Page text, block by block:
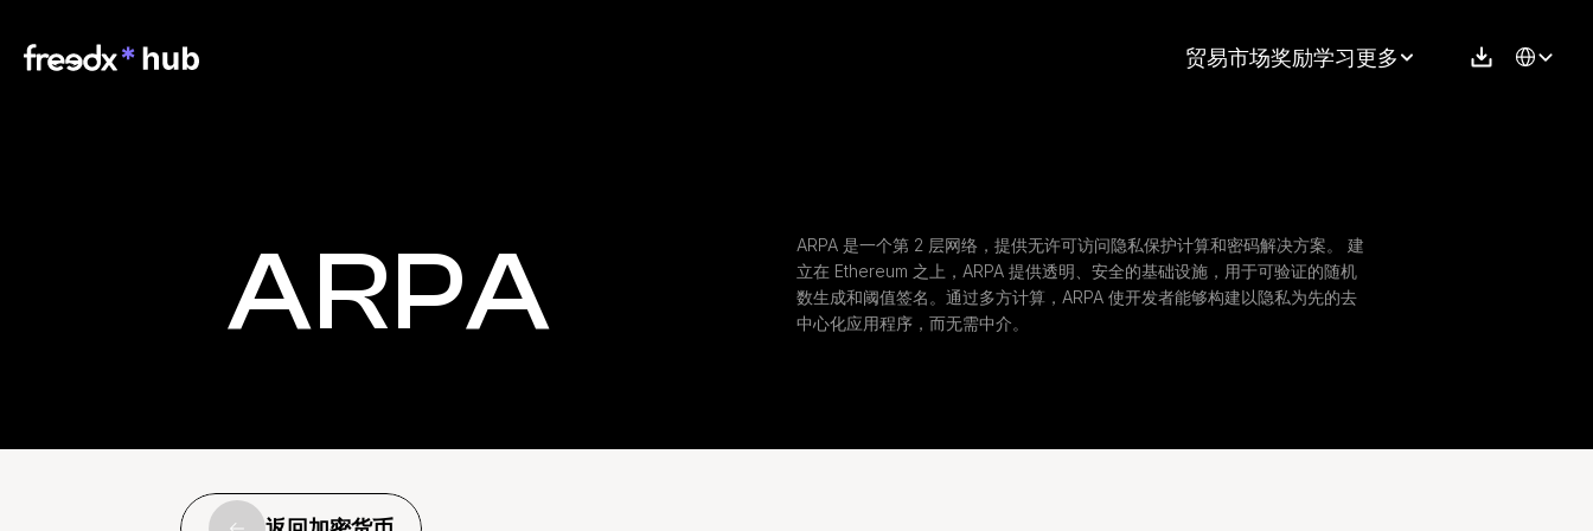
贸易市场奖励学习更多 Select
ARPA
ARPA 是一个第 2 层网络，提供无许可访问隐私保护计算和密码解决方案。 建
立在 Ethereum 之上，ARPA 提供透明、安全的基础设施，用于可验证的随机
数生成和阈值签名。通过多方计算，ARPA 使开发者能够构建以隐私为先的去
中心化应用程序，而无需中介。